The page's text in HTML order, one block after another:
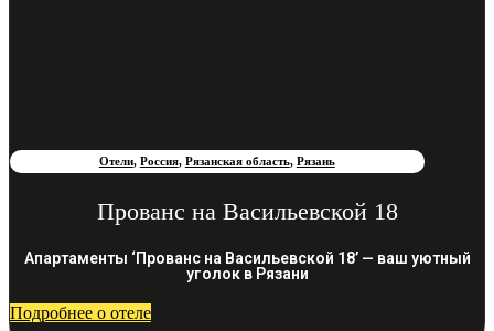
Отели, Россия, Рязанская область, Рязань
Прованс на Васильевской 18
Апартаменты ‘Прованс на Васильевской 18’ — ваш уютный
уголок в Рязани
Подробнее о отеле